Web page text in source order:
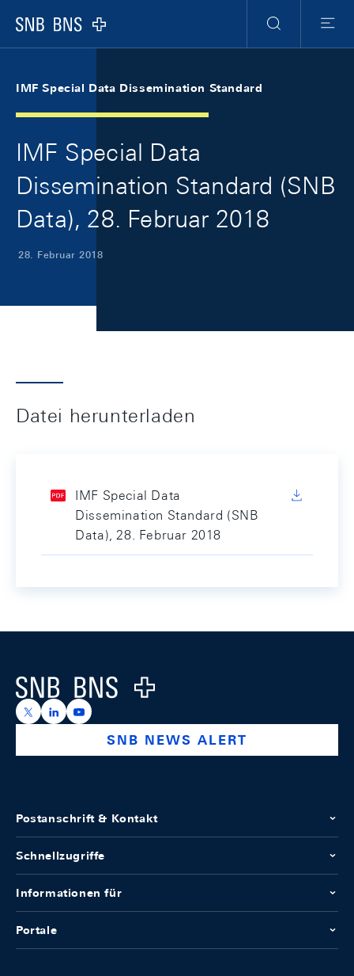
Logo
Suche
Menu
IMF Special Data Dissemination Standard
IMF Special Data
Dissemination Standard (SNB
Data), 28. Februar 2018
28. Februar 2018
Datei herunterladen
IMF Special Data
Dissemination Standard (SNB
Data), 28. Februar 2018
Logo
https://x.com/snb_bns
https://ch.linkedin.com/company/swiss-national-
https://www.youtube.com/@swissnationalbank
SNB NEWS ALERT
Postanschrift & Kontakt
Schnellzugriffe
Informationen für
Portale